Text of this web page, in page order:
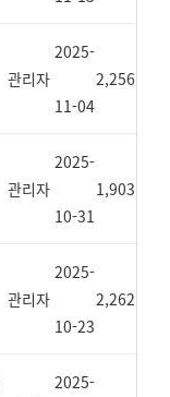
관리자
2025-
11-04
2,256
관리자
2025-
10-31
1,903
관리자
2025-
10-23
2,262
2025-